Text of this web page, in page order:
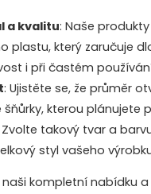
a kvalitu: Naše
plastu, který zaručuje
i při častém
: Ujistěte se, že průměr
kterou plánujete
Zvolte takový tvar a
styl vašeho
naši kompletní nabídku